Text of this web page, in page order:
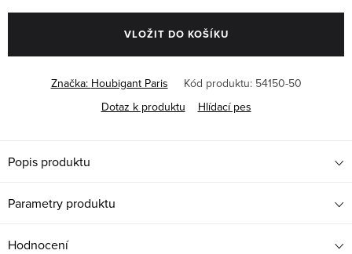
VLOŽIT DO KOŠÍKU
Značka: Houbigant Paris Kód produktu: 54150-50
Dotaz k produktu
Hlídací pes
Popis produktu
Parametry produktu
Hodnocení